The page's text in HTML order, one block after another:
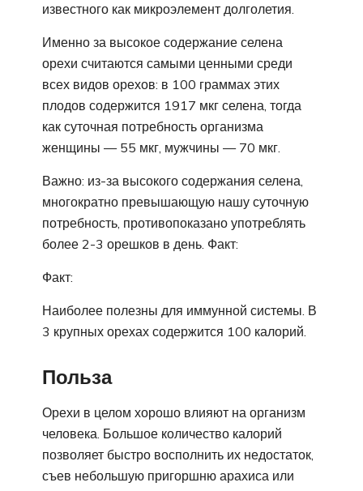
известного как микроэлемент долголетия.
Именно за высокое содержание селена
орехи считаются самыми ценными среди
всех видов орехов: в 100 граммах этих
плодов содержится 1917 мкг селена, тогда
как суточная потребность организма
женщины — 55 мкг, мужчины — 70 мкг.
Важно: из-за высокого содержания селена,
многократно превышающую нашу суточную
потребность, противопоказано употреблять
более 2-3 орешков в день. Факт:
Факт:
Наиболее полезны для иммунной системы. В
3 крупных орехах содержится 100 калорий.
Польза
Орехи в целом хорошо влияют на организм
человека. Большое количество калорий
позволяет быстро восполнить их недостаток,
съев небольшую пригоршню арахиса или